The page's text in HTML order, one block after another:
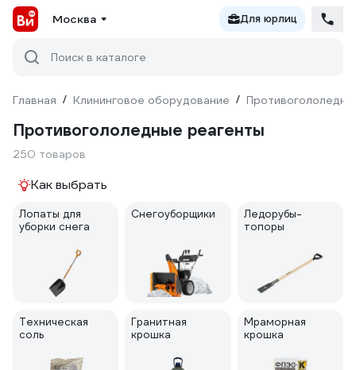
Москва Для юрлиц
Поиск в каталоге
Главная / Клининговое оборудование /
Противогололедные реагенты
250 товаров
Как выбрать
Лопаты для
уборки снега
Снегоуборщики
Ледорубы-
топоры
Техническая
соль
Гранитная
крошка
Мраморная
крошка